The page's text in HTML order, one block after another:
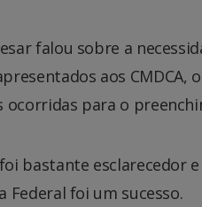
falou sobre a
aos CMDCA,
ocorridas para o
bastante esclarecedor
Federal foi um sucesso.